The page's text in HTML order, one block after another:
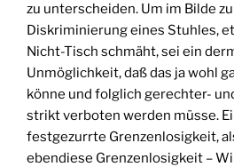
zu unterscheiden. Um im Bilde
Diskriminierung eines Stuhles,
Nicht-Tisch schmäht, sei ein
Unmöglichkeit, daß das ja wohl
könne und folglich gerechter-
strikt verboten werden müsse.
festgezurrte Grenzenlosigkeit,
ebendiese Grenzenlosigkeit –